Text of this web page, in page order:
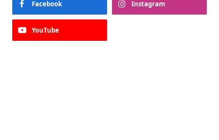
Facebook Instagram
YouTube